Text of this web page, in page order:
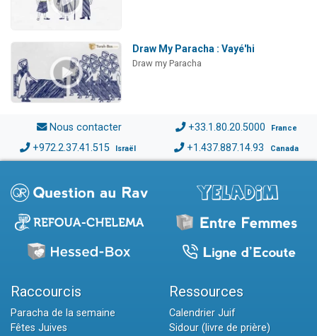
Draw My Paracha : Vayé'hi
Draw my Paracha
Nous contacter +33.1.80.20.5000 France
+972.2.37.41.515 Israël +1.437.887.14.93 Canada
Raccourcis
Paracha de la semaine
Fêtes Juives
Ressources
Calendrier Juif
Sidour (livre de prière)